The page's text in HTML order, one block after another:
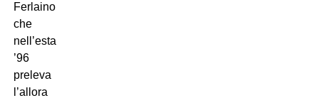
Ferlaino,
che
nell’estate
’96
preleva
l’allora